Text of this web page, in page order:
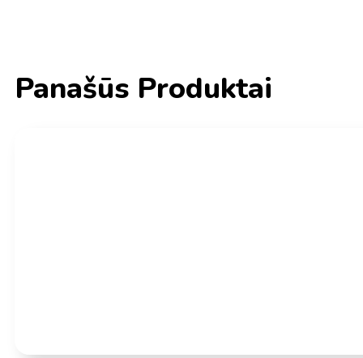
Panašūs Produktai